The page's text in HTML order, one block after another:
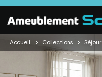
Accueil Collections Séjour